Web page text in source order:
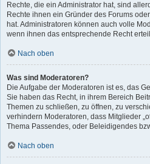
Rechte, die ein Administrator hat, sind
Rechte ihnen ein Gründer des Forums
hat. Administratoren können auch volle
wenn ihnen das entsprechende Recht
Nach oben
Was sind Moderatoren?
Die Aufgabe der Moderatoren ist es, das
Sie haben das Recht, in ihrem Bereich
Themen zu schließen, zu öffnen, zu
verhindern Moderatoren, dass Mitglieder
Thema Passendes, oder Beleidigendes
Nach oben